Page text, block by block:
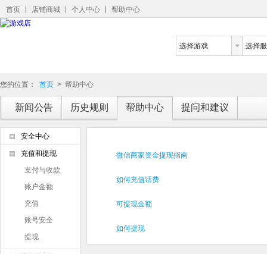
首页 店铺商城 个人中心 帮助中心
选择游戏 选择
您的位置： 首页 > 帮助中心
新闻公告 历史规则 帮助中心 提问和建议
微信商家资金提现指南
如何充值话费
可提现金额
如何提现
安全中心
充值和提现
支付与收款
账户金额
充值
账号安全
提现